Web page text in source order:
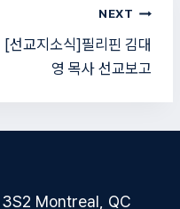
NEXT
[선교지소식]필리핀 김대
영 목사 선교보고
Montreal, QC